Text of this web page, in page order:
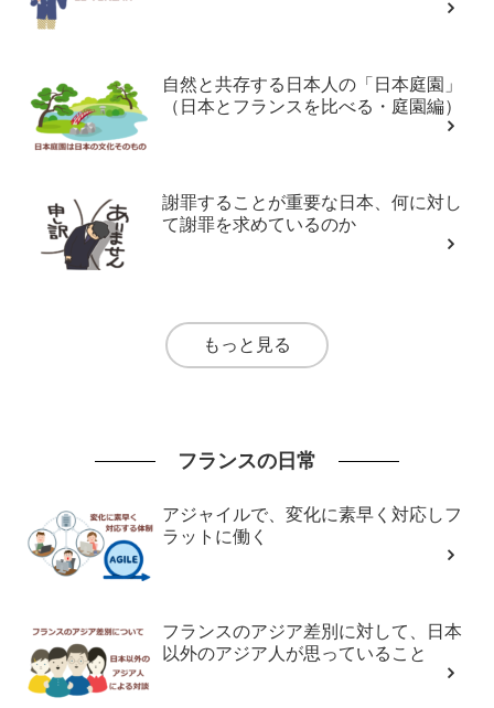
自然と共存する日本人の「日本庭園」
（日本とフランスを比べる・庭園編）
謝罪することが重要な日本、何に対し
て謝罪を求めているのか
もっと見る
フランスの日常
アジャイルで、変化に素早く対応しフ
ラットに働く
フランスのアジア差別に対して、日本
以外のアジア人が思っていること